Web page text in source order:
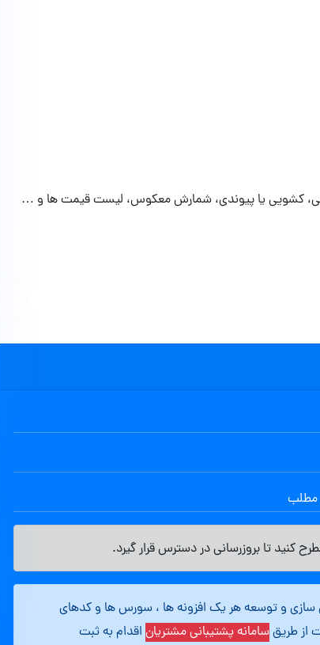
کشویی یا پیوندی، شمارش معکوس، لیست قیمت ها و …
مطلب
کنید تا بروزرسانی در دسترس قرار گیرد.
سازی و توسعه هر یک افزونه ها ، سورس ها و کدهای
از طریقسامانه پشتیبانی مشتریان اقدام به ثبت